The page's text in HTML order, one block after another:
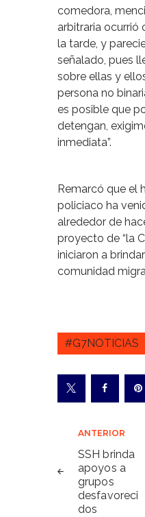
comedora,
arbitraria ocurrió
la tarde, y
señalado, pues
sobre ellas y
persona no
es posible que
detengan,
inmediata”.
Remarcó que el
policiaco ha
alrededor de
proyecto de “la
iniciaron a
comunidad
#G7NOTICIAS
de
entradas
ANTERIOR
SSH brinda
apoyos a
grupos
desfavoreci
dos